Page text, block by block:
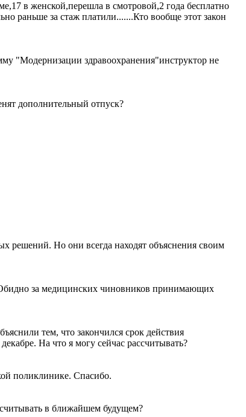
в женской,перешла в смотровой,2 года бесплатно
раньше за стаж платили.......Кто вообще этот закон
"Модернизации здравоохранения"инструктор не
дополнительный отпуск?
Но они всегда находят объяснения своим
за медицинских чиновников принимающих
тем, что закончился срок действия
На что я могу сейчас рассчитывать?
поликлинике. Спасибо.
в ближайшем будущем?